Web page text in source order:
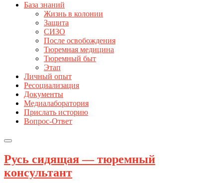
База знаний
Жизнь в колонии
Защита
СИЗО
После освобождения
Тюремная медицина
Тюремный быт
Этап
Личный опыт
Ресоциализация
Документы
Медиалаборатория
Прислать историю
Вопрос-Ответ
Русь сидящая — тюремный
консультант